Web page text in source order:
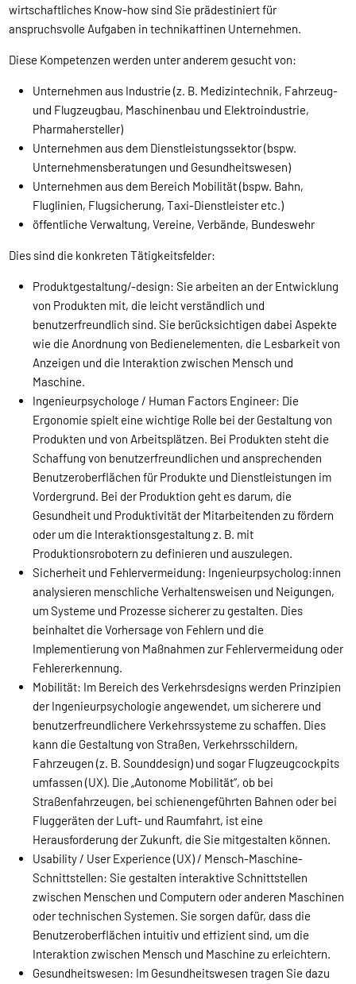
wirtschaftliches Know-how sind Sie prädestiniert für
anspruchsvolle Aufgaben in technikaffinen Unternehmen.
Diese Kompetenzen werden unter anderem gesucht von:
Unternehmen aus Industrie (z. B. Medizintechnik, Fahrzeug-
und Flugzeugbau, Maschinenbau und Elektroindustrie,
Pharmahersteller)
Unternehmen aus dem Dienstleistungssektor (bspw.
Unternehmensberatungen und Gesundheitswesen)
Unternehmen aus dem Bereich Mobilität (bspw. Bahn,
Fluglinien, Flugsicherung, Taxi-Dienstleister etc.)
öffentliche Verwaltung, Vereine, Verbände, Bundeswehr
Dies sind die konkreten Tätigkeitsfelder:
Produktgestaltung/-design: Sie arbeiten an der Entwicklung
von Produkten mit, die leicht verständlich und
benutzerfreundlich sind. Sie berücksichtigen dabei Aspekte
wie die Anordnung von Bedienelementen, die Lesbarkeit von
Anzeigen und die Interaktion zwischen Mensch und
Maschine.
Ingenieurpsychologe / Human Factors Engineer: Die
Ergonomie spielt eine wichtige Rolle bei der Gestaltung von
Produkten und von Arbeitsplätzen. Bei Produkten steht die
Schaffung von benutzerfreundlichen und ansprechenden
Benutzeroberflächen für Produkte und Dienstleistungen im
Vordergrund. Bei der Produktion geht es darum, die
Gesundheit und Produktivität der Mitarbeitenden zu fördern
oder um die Interaktionsgestaltung z. B. mit
Produktionsrobotern zu definieren und auszulegen.
Sicherheit und Fehlervermeidung: Ingenieurpsycholog:innen
analysieren menschliche Verhaltensweisen und Neigungen,
um Systeme und Prozesse sicherer zu gestalten. Dies
beinhaltet die Vorhersage von Fehlern und die
Implementierung von Maßnahmen zur Fehlervermeidung oder
Fehlererkennung.
Mobilität: Im Bereich des Verkehrsdesigns werden Prinzipien
der Ingenieurpsychologie angewendet, um sicherere und
benutzerfreundlichere Verkehrssysteme zu schaffen. Dies
kann die Gestaltung von Straßen, Verkehrsschildern,
Fahrzeugen (z. B. Sounddesign) und sogar Flugzeugcockpits
umfassen (UX). Die „Autonome Mobilität“, ob bei
Straßenfahrzeugen, bei schienengeführten Bahnen oder bei
Fluggeräten der Luft- und Raumfahrt, ist eine
Herausforderung der Zukunft, die Sie mitgestalten können.
Usability / User Experience (UX) / Mensch-Maschine-
Schnittstellen: Sie gestalten interaktive Schnittstellen
zwischen Menschen und Computern oder anderen Maschinen
oder technischen Systemen. Sie sorgen dafür, dass die
Benutzeroberflächen intuitiv und effizient sind, um die
Interaktion zwischen Mensch und Maschine zu erleichtern.
Gesundheitswesen: Im Gesundheitswesen tragen Sie dazu